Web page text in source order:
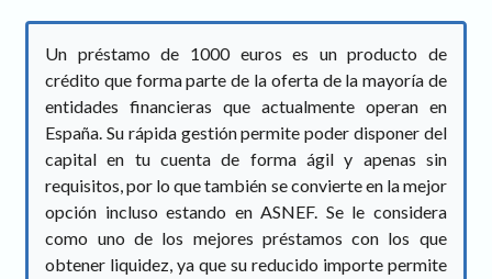
Un préstamo de 1000 euros es un producto de
crédito que forma parte de la oferta de la mayoría de
entidades financieras que actualmente operan en
España. Su rápida gestión permite poder disponer del
capital en tu cuenta de forma ágil y apenas sin
requisitos, por lo que también se convierte en la mejor
opción incluso estando en ASNEF. Se le considera
como uno de los mejores préstamos con los que
obtener liquidez, ya que su reducido importe permite